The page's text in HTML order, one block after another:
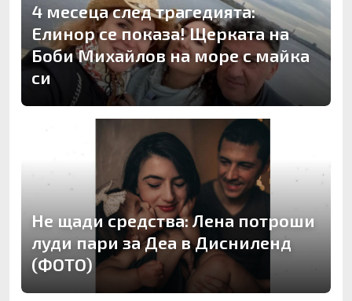
4 месеца след трагедията:
Елинор се показа! Щерката на
Боби Михайлов на море с майка
си
Не щади средства: Лена потроши
луди пари за Деа в Дисниленд
(ФОТО)